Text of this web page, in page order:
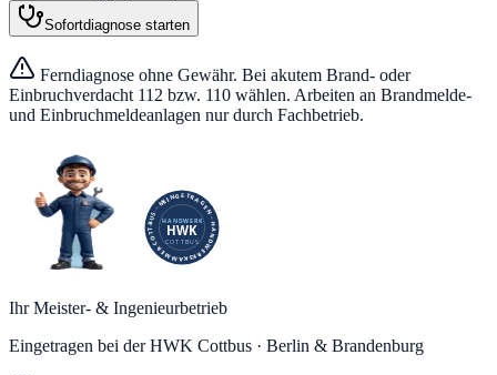
Sofortdiagnose starten
Ferndiagnose ohne Gewähr. Bei akutem Brand- oder
Einbruchverdacht 112 bzw. 110 wählen. Arbeiten an Brandmelde-
und Einbruchmeldeanlagen nur durch Fachbetrieb.
Ihr Meister- & Ingenieurbetrieb
Eingetragen bei der HWK Cottbus · Berlin & Brandenburg